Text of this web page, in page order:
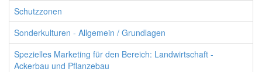
Schutzzonen
Sonderkulturen - Allgemein / Grundlagen
Spezielles Marketing für den Bereich: Landwirtschaft -
Ackerbau und Pflanzebau